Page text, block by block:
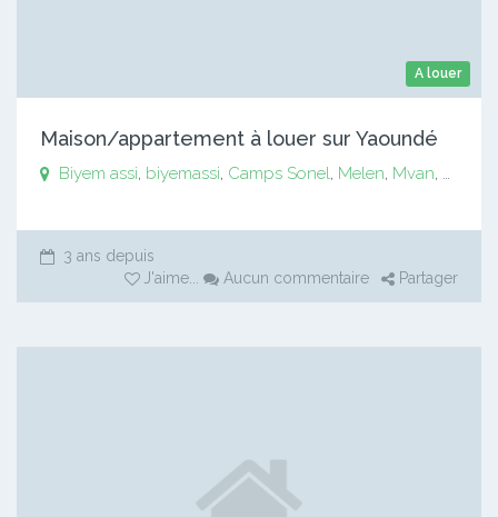
A louer
Maison/appartement à louer sur Yaoundé
Biyem assi biyemassi Camps Sonel Melen Mvan
3 ans depuis
J'aime ... Aucun commentaire Partager